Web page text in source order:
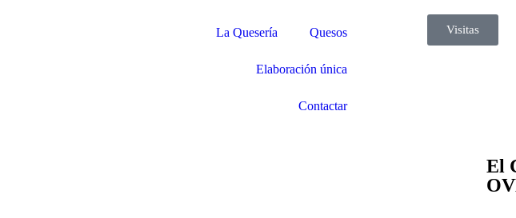
La Quesería Quesos
Elaboración única
Contactar
Visitas
El